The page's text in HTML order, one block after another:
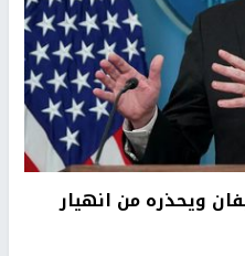
ويحذره من انهيار